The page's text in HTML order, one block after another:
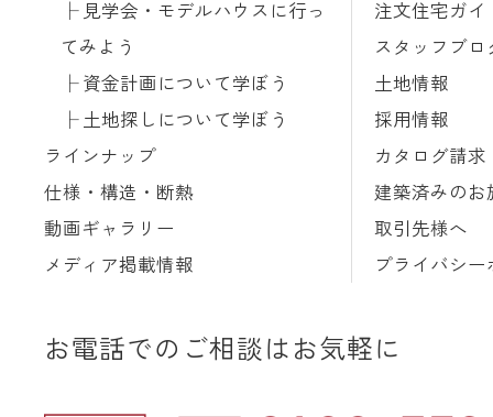
見学会・モデルハウスに行っ
てみよう
資金計画について学ぼう
土地探しについて学ぼう
ラインナップ
仕様・構造・断熱
動画ギャラリー
メディア掲載情報
注文住宅ガイ
スタッフブロ
土地情報
採用情報
カタログ請求
建築済みのお
取引先様へ
プライバシー
お電話でのご相談はお気軽に